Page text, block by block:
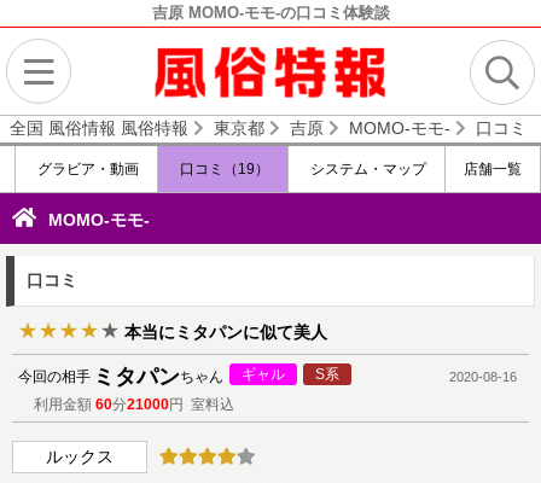
吉原 MOMO-モモ-の口コミ体験談
全国 風俗情報 風俗特報 東京都 吉原 MOMO-モモ- 口コミ
グラビア・動画 口コミ（19） システム・マップ 店舗一覧
MOMO-モモ-
口コミ
本当にミタパンに似て美人
今回の相手 ミタパンちゃん ギャル S系 2020-08-16
利用金額 60分21000円 室料込
ルックス